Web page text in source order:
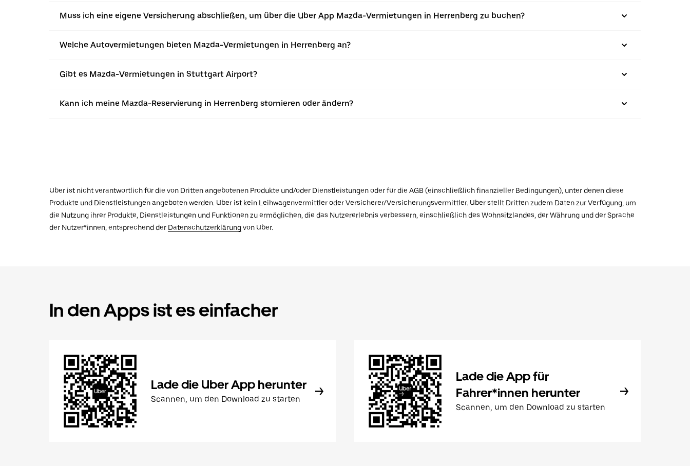
Muss ich eine eigene Versicherung abschließen, um über die Uber App Mazda-Vermietungen in Herrenberg zu buchen?
Welche Autovermietungen bieten Mazda-Vermietungen in Herrenberg an?
Gibt es Mazda-Vermietungen in Stuttgart Airport?
Kann ich meine Mazda-Reservierung in Herrenberg stornieren oder ändern?
Uber ist nicht verantwortlich für die von Dritten angebotenen Produkte und/oder Dienstleistungen oder für die AGB (einschließlich finanzieller Bedingungen), unter denen diese
Produkte und Dienstleistungen angeboten werden. Uber ist kein Leihwagenvermittler oder Versicherer/Versicherungsvermittler. Uber stellt Dritten zudem Daten zur Verfügung, um
die Nutzung ihrer Produkte, Dienstleistungen und Funktionen zu ermöglichen, die das Nutzererlebnis verbessern, einschließlich des Wohnsitzlandes, der Währung und der Sprache
der Nutzer*innen, entsprechend der Datenschutzerklärungvon Uber.
In den Apps ist es einfacher
Lade die Uber App herunter
Scannen, um den Download zu starten
Lade die App für
Fahrer*innen herunter
Scannen, um den Download zu starten